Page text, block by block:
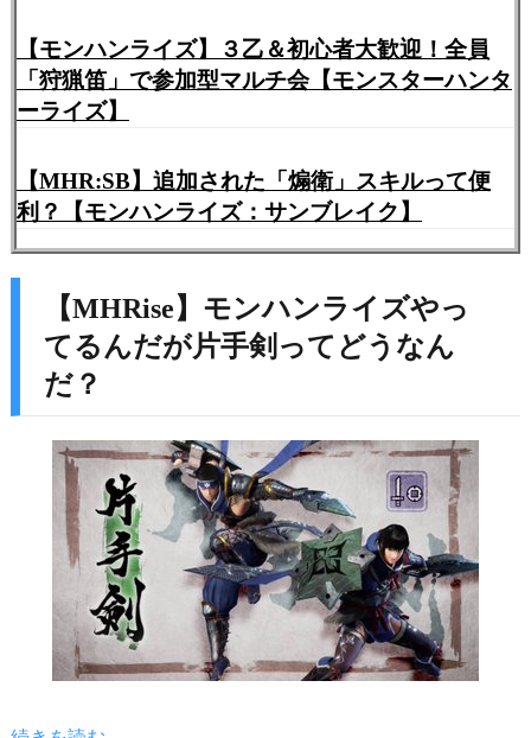
【モンハンライズ】３乙＆初心者大歓迎！全員
「狩猟笛」で参加型マルチ会【モンスターハンタ
ーライズ】
【MHR:SB】追加された「煽衛」スキルって便
利？【モンハンライズ：サンブレイク】
【MHRise】モンハンライズやっ
てるんだが片手剣ってどうなん
だ？